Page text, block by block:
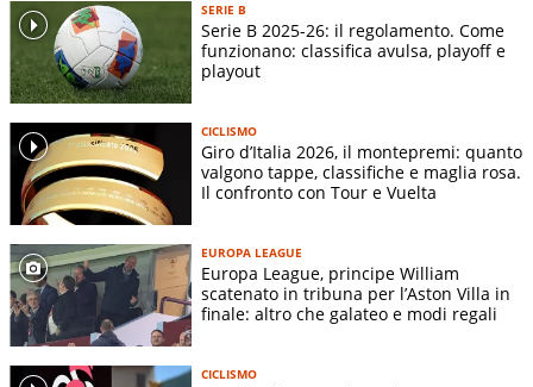
SERIE B
Serie B 2025-26: il regolamento. Come
funzionano: classifica avulsa, playoff e
playout
CICLISMO
Giro d’Italia 2026, il montepremi: quanto
valgono tappe, classifiche e maglia rosa.
Il confronto con Tour e Vuelta
EUROPA LEAGUE
Europa League, principe William
scatenato in tribuna per l’Aston Villa in
finale: altro che galateo e modi regali
CICLISMO